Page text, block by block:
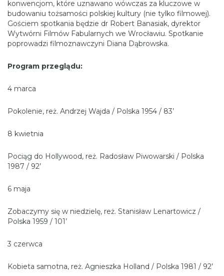
konwencjom, które uznawano wówczas za kluczowe w
budowaniu tożsamości polskiej kultury (nie tylko filmowej).
Gościem spotkania będzie dr Robert Banasiak, dyrektor
Wytwórni Filmów Fabularnych we Wrocławiu. Spotkanie
poprowadzi filmoznawczyni Diana Dąbrowska.
Program przeglądu:
4 marca
Pokolenie, reż. Andrzej Wajda / Polska 1954 / 83’
8 kwietnia
Pociąg do Hollywood, reż. Radosław Piwowarski / Polska
1987 / 92’
6 maja
Zobaczymy się w niedzielę, reż. Stanisław Lenartowicz /
Polska 1959 / 101’
3 czerwca
Kobieta samotna, reż. Agnieszka Holland / Polska 1981 / 92’